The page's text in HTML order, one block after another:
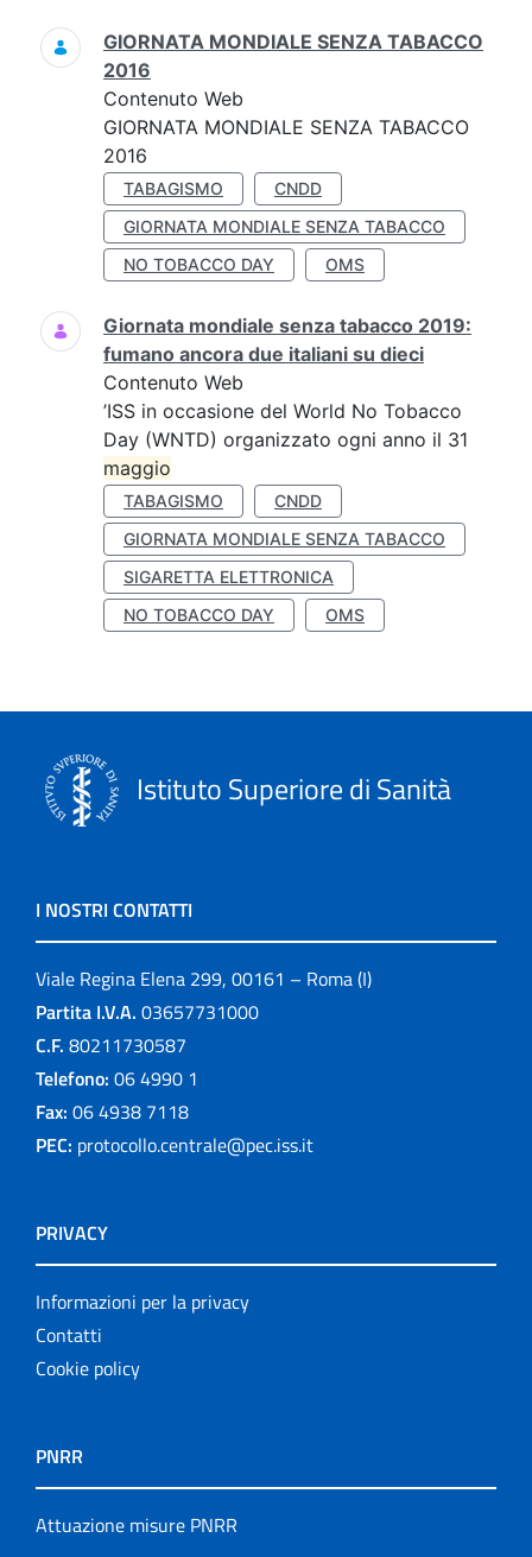
GIORNATA MONDIALE SENZA TABACCO
2016
Contenuto Web
GIORNATA MONDIALE SENZA TABACCO
2016
TABAGISMO
CNDD
GIORNATA MONDIALE SENZA TABACCO
NO TOBACCO DAY
OMS
Giornata mondiale senza tabacco 2019:
fumano ancora due italiani su dieci
Contenuto Web
’ISS in occasione del World No Tobacco
Day (WNTD) organizzato ogni anno il 31
maggio
TABAGISMO
CNDD
GIORNATA MONDIALE SENZA TABACCO
SIGARETTA ELETTRONICA
NO TOBACCO DAY
OMS
Istituto Superiore di Sanità
I NOSTRI CONTATTI
Viale Regina Elena 299, 00161 – Roma (I)
Partita I.V.A. 03657731000
C.F. 80211730587
Telefono: 06 4990 1
Fax: 06 4938 7118
PEC: protocollo.centrale@pec.iss.it
PRIVACY
Informazioni per la privacy
Contatti
Cookie policy
PNRR
Attuazione misure PNRR